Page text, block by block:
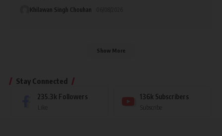
Khilawan Singh Chouhan
Show More
Stay Connected
235.3k Followers 136k Subscribers